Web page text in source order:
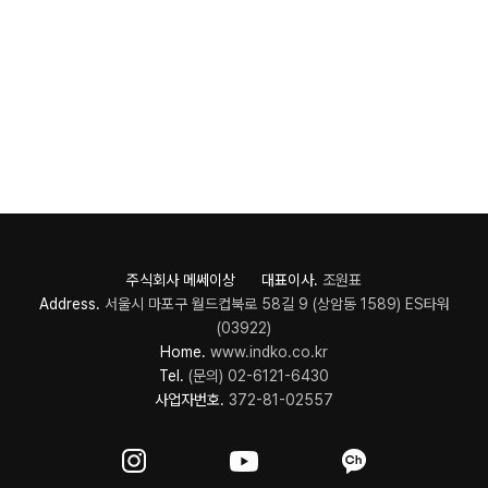
주식회사 메쎄이상 대표이사. 조원표
Address. 서울시 마포구 월드컵북로 58길 9 (상암동 1589) ES타워
(03922)
Home. www.indko.co.kr
Tel. (문의) 02-6121-6430
사업자번호. 372-81-02557